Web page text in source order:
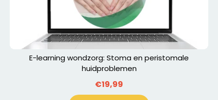
E-learning wondzorg: Stoma en peristomale
huidproblemen
€19,99